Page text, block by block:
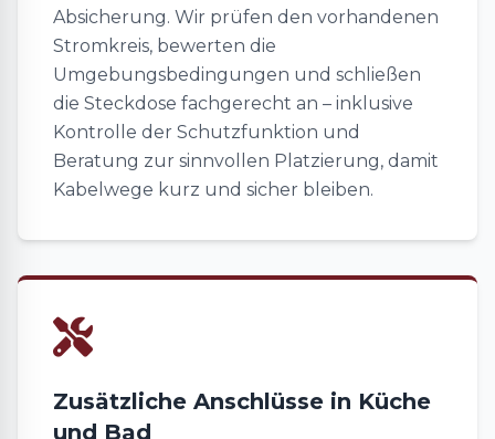
Absicherung. Wir prüfen den vorhandenen
Stromkreis, bewerten die
Umgebungsbedingungen und schließen
die Steckdose fachgerecht an – inklusive
Kontrolle der Schutzfunktion und
Beratung zur sinnvollen Platzierung, damit
Kabelwege kurz und sicher bleiben.
Zusätzliche Anschlüsse in Küche
und Bad